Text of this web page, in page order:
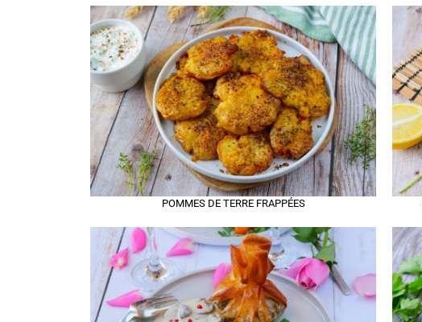
POMMES DE TERRE FRAPPÉES